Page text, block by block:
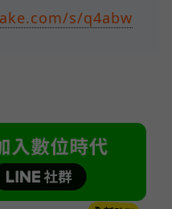
s/q4abw